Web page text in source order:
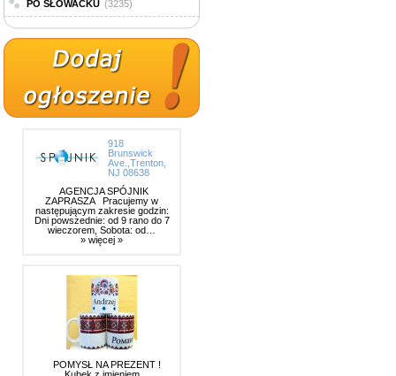
PO SŁOWACKU (3235)
918
Brunswick
Ave.,Trenton,
NJ 08638
AGENCJA SPÓJNIK
ZAPRASZA Pracujemy w
następującym zakresie godzin:
Dni powszednie: od 9 rano do 7
wieczorem, Sobota: od…
» więcej »
POMYSŁ NA PREZENT !